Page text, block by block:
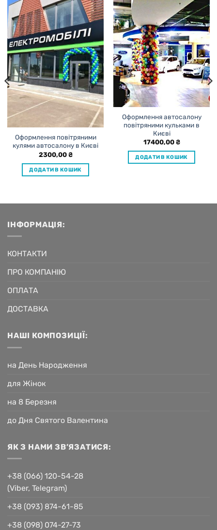
Оформлення повітряними
кулями автосалону в Києві
2300,00₴
ДОДАТИ В КОШИК
Оформлення автосалону
повітряними кульками в
Києві
17400,00₴
ДОДАТИ В КОШИК
ІНФОРМАЦІЯ:
КОНТАКТИ
ПРО КОМПАНІЮ
ОПЛАТА
ДОСТАВКА
НАШІ КОМПОЗИЦІЇ:
на День Народження
для Жінок
на 8 Березня
до Дня Святого Валентина
ЯК З НАМИ ЗВ’ЯЗАТИСЯ:
+38 (066) 120-54-28
(Viber, Telegram)
+38 (093) 874-61-85
+38 (098) 074-27-73